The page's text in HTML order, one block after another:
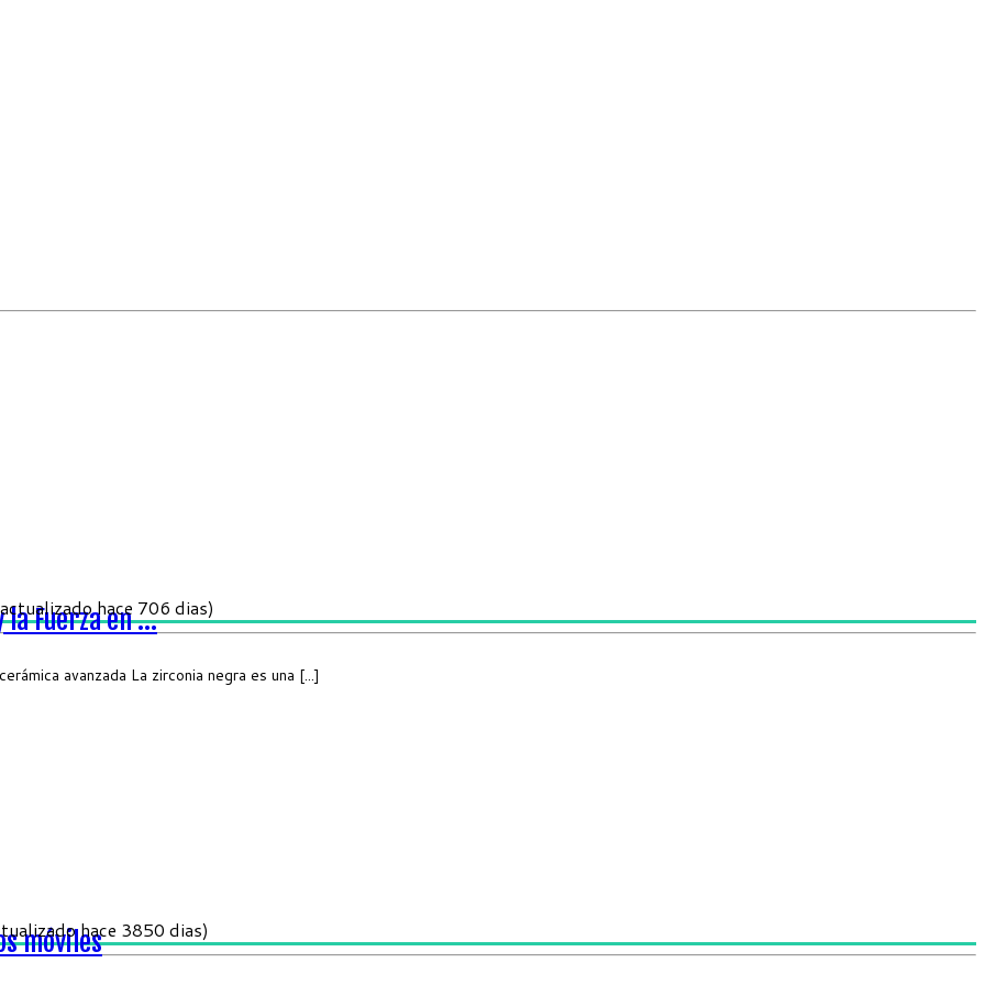
Fuerza en ...
avanzada La zirconia negra es una [...]
hace 706 dias)
móvileshace 3850 dias)